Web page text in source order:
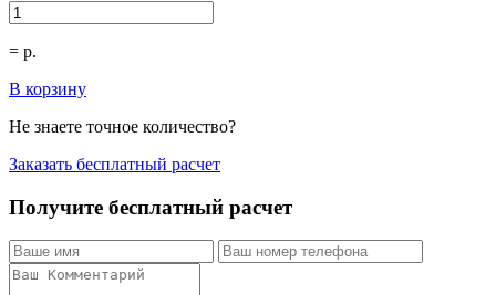
= р.
В корзину
Не знаете точное количество?
Заказать бесплатный расчет
Получите бесплатный расчет